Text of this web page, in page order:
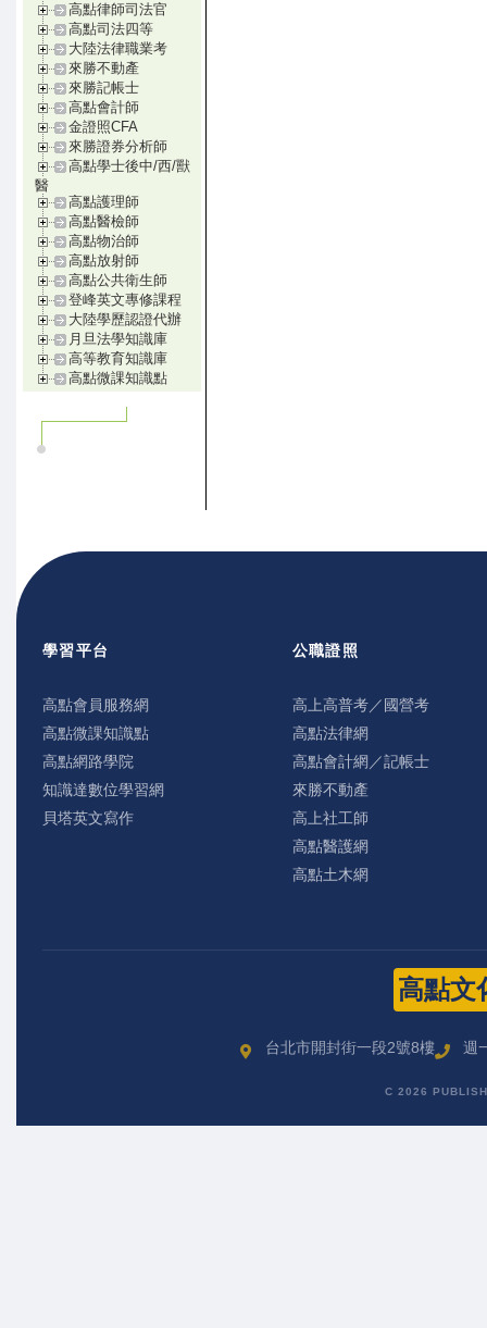
高點律師司法官
高點司法四等
大陸法律職業考
來勝不動產
來勝記帳士
高點會計師
金證照CFA
來勝證券分析師
高點學士後中/西/獸
醫
高點護理師
高點醫檢師
高點物治師
高點放射師
高點公共衛生師
登峰英文專修課程
大陸學歷認證代辦
月旦法學知識庫
高等教育知識庫
高點微課知識點
學習平台
高點會員服務網
高點微課知識點
高點網路學院
知識達數位學習網
貝塔英文寫作
公職證照
高上高普考／國營考
高點法律網
高點會計網／記帳士
來勝不動產
高上社工師
高點醫護網
高點土木網
高點文
台北市開封街一段2號8樓 週
C 2026